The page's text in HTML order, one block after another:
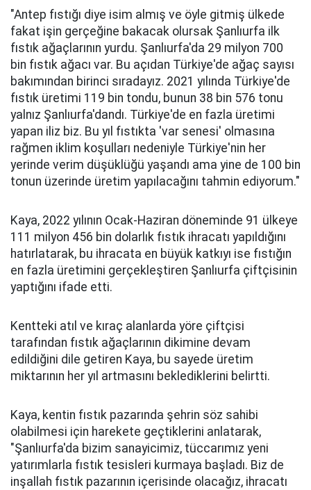
"Antep fıstığı diye isim almış ve öyle gitmiş ülkede
fakat işin gerçeğine bakacak olursak Şanlıurfa ilk
fıstık ağaçlarının yurdu. Şanlıurfa'da 29 milyon 700
bin fıstık ağacı var. Bu açıdan Türkiye'de ağaç sayısı
bakımından birinci sıradayız. 2021 yılında Türkiye'de
fıstık üretimi 119 bin tondu, bunun 38 bin 576 tonu
yalnız Şanlıurfa'dandı. Türkiye'de en fazla üretimi
yapan iliz biz. Bu yıl fıstıkta 'var senesi' olmasına
rağmen iklim koşulları nedeniyle Türkiye'nin her
yerinde verim düşüklüğü yaşandı ama yine de 100 bin
tonun üzerinde üretim yapılacağını tahmin ediyorum."
Kaya, 2022 yılının Ocak-Haziran döneminde 91 ülkeye
111 milyon 456 bin dolarlık fıstık ihracatı yapıldığını
hatırlatarak, bu ihracata en büyük katkıyı ise fıstığın
en fazla üretimini gerçekleştiren Şanlıurfa çiftçisinin
yaptığını ifade etti.
Kentteki atıl ve kıraç alanlarda yöre çiftçisi
tarafından fıstık ağaçlarının dikimine devam
edildiğini dile getiren Kaya, bu sayede üretim
miktarının her yıl artmasını beklediklerini belirtti.
Kaya, kentin fıstık pazarında şehrin söz sahibi
olabilmesi için harekete geçtiklerini anlatarak,
"Şanlıurfa'da bizim sanayicimiz, tüccarımız yeni
yatırımlarla fıstık tesisleri kurmaya başladı. Biz de
inşallah fıstık pazarının içerisinde olacağız, ihracatı